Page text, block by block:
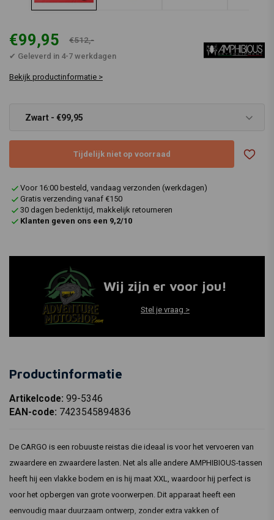
€99,95 €512,-
✔ Geleverd in 4-7 werkdagen
Bekijk productinformatie >
Zwart - €99,95
Tijdelijk niet op voorraad
Voor 16:00 besteld, vandaag verzonden (werkdagen)
Gratis verzending vanaf €150
30 dagen bedenktijd, makkelijk retourneren
Klanten geven ons een 9,2/10
Wij zijn er voor jou!
Stel je vraag >
Productinformatie
Artikelcode: 99-5346
EAN-code: 7423545894836
De CARGO is een robuuste reistas die ideaal is voor het vervoeren van
zwaardere en zwaardere lasten. Net als alle andere AMPHIBIOUS-tassen
heeft hij een vlakke bodem en is hij maat XXL, waardoor hij perfect is
voor het opbergen van grote voorwerpen. Dit apparaat heeft een
eenvoudig maar duurzaam ontwerp, zonder extra vakken of